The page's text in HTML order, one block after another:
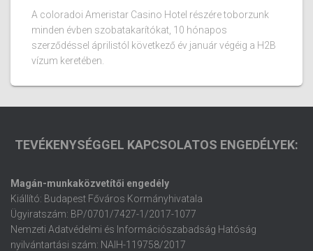
A coloradoi Ameristar Casino Hotel részére toborzunk
minden évben szobatakarítókat, 10 hónapos
szerződéssel áprilistól következő év január végéig a H2B
vízum keretében.
TEVÉKENYSÉGGEL KAPCSOLATOS ENGEDÉLYEK:
Magán-munkaközvetítői engedély
Kiállító: Budapest Főváros Kormányhivatala
Ügyiratszám: BP/0701/7427-1/2017-1077
Nemzeti Adatvédelmi és Információszabadság Hatóság
nyilvántartási szám: NAIH-119758/2017